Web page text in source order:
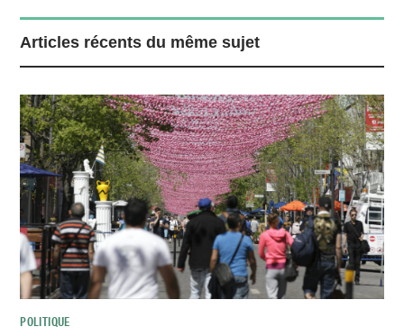
Articles récents du même sujet
POLITIQUE